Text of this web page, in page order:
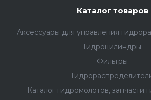
Каталог товаров
Аксессуары для управления
Гидроцилиндры
Фильтры
Каталог гидромолотов, запчасти